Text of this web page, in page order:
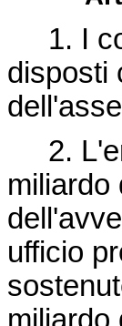
1. I
disposti
2.
miliardo
ufficio